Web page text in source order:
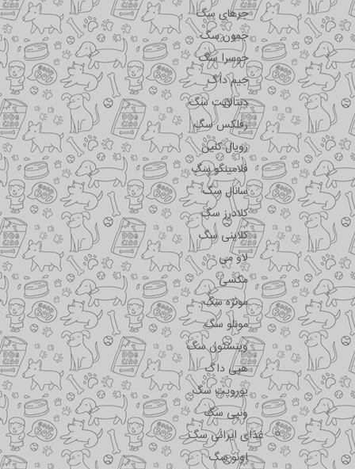
جرهای سگ
جمون سگ
جوسرا سگ
جیم داگ
دنتالایت سگ
رفلکس سگ
رویال کنین
فلامینگو سگ
سانال سگ
کلادرز سگ
کلاینی سگ
لاو می
مکسی
مونژه سگ
مونلو سگ
وینستون سگ
هپی داگ
یوروپت سگ
ونپی سگ
غذای ایرانی سگ
اونو سگ